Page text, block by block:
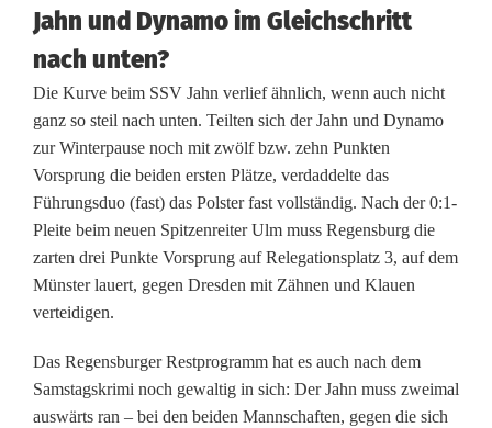
u
e
l
l
g
e
g
e
n
T
Jahn und Dynamo im Gleichschritt
nach unten?
Die Kurve beim SSV Jahn verlief ähnlich, wenn auch nicht
ganz so steil nach unten. Teilten sich der Jahn und Dynamo
zur Winterpause noch mit zwölf bzw. zehn Punkten
Vorsprung die beiden ersten Plätze, verdaddelte das
Führungsduo (fast) das Polster fast vollständig. Nach der 0:1-
Pleite beim neuen Spitzenreiter Ulm muss Regensburg die
zarten drei Punkte Vorsprung auf Relegationsplatz 3, auf dem
Münster lauert, gegen Dresden mit Zähnen und Klauen
verteidigen.
Das Regensburger Restprogramm hat es auch nach dem
Samstagskrimi noch gewaltig in sich: Der Jahn muss zweimal
auswärts ran – bei den beiden Mannschaften, gegen die sich